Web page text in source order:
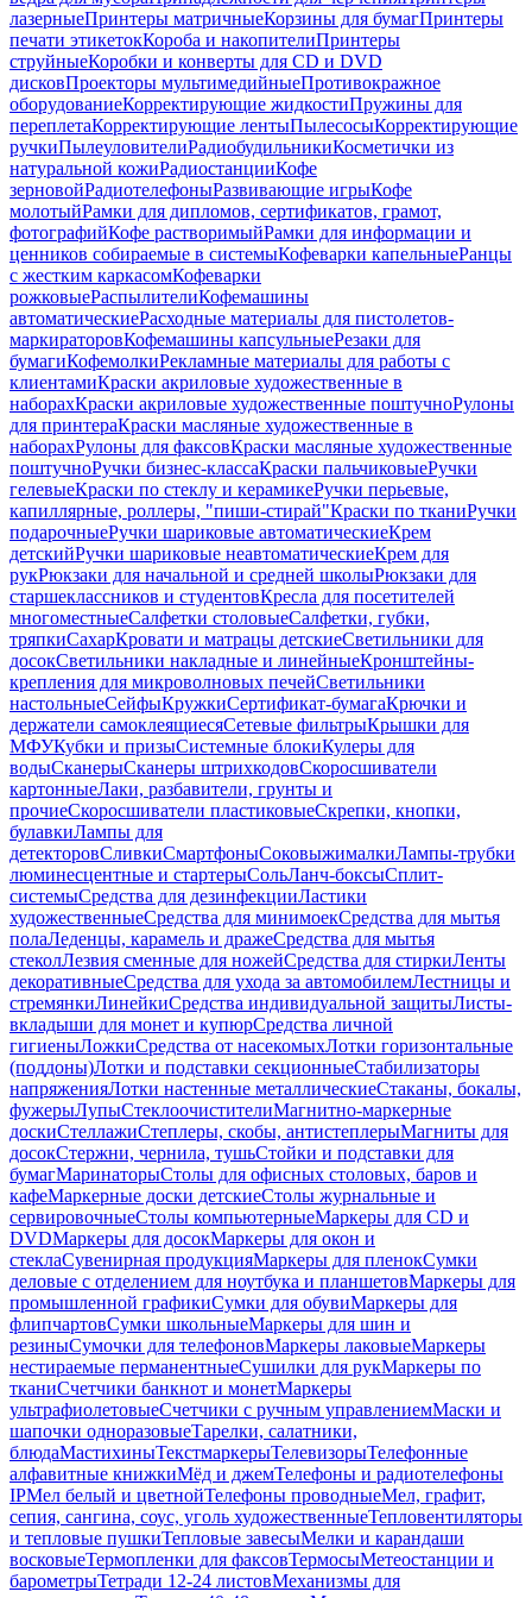
лазерныеПринтеры матричныеКорзины для бумагПринтеры
печати этикетокКороба и накопителиПринтеры
струйныеКоробки и конверты для CD и DVD
дисковПроекторы мультимедийныеПротивокражное
оборудованиеКорректирующие жидкостиПружины для
переплетаКорректирующие лентыПылесосыКорректирующие
ручкиПылеуловителиРадиобудильникиКосметички из
натуральной кожиРадиостанцииКофе
зерновойРадиотелефоныРазвивающие игрыКофе
молотыйРамки для дипломов, сертификатов, грамот,
фотографийКофе растворимыйРамки для информации и
ценников собираемые в системыКофеварки капельныеРанцы
с жестким каркасомКофеварки
рожковыеРаспылителиКофемашины
автоматическиеРасходные материалы для пистолетов-
маркираторовКофемашины капсульныеРезаки для
бумагиКофемолкиРекламные материалы для работы с
клиентамиКраски акриловые художественные в
наборахКраски акриловые художественные поштучноРулоны
для принтераКраски масляные художественные в
наборахРулоны для факсовКраски масляные художественные
поштучноРучки бизнес-классаКраски пальчиковыеРучки
гелевыеКраски по стеклу и керамикеРучки перьевые,
капиллярные, роллеры, "пиши-стирай"Краски по тканиРучки
подарочныеРучки шариковые автоматическиеКрем
детскийРучки шариковые неавтоматическиеКрем для
рукРюкзаки для начальной и средней школыРюкзаки для
старшеклассников и студентовКресла для посетителей
многоместныеСалфетки столовыеСалфетки, губки,
тряпкиСахарКровати и матрацы детскиеСветильники для
досокСветильники накладные и линейныеКронштейны-
крепления для микроволновых печейСветильники
настольныеСейфыКружкиСертификат-бумагаКрючки и
держатели самоклеящиесяСетевые фильтрыКрышки для
МФУКубки и призыСистемные блокиКулеры для
водыСканерыСканеры штрихкодовСкоросшиватели
картонныеЛаки, разбавители, грунты и
прочиеСкоросшиватели пластиковыеСкрепки, кнопки,
булавкиЛампы для
детекторовСливкиСмартфоныСоковыжималкиЛампы-трубки
люминесцентные и стартерыСольЛанч-боксыСплит-
системыСредства для дезинфекцииЛастики
художественныеСредства для минимоекСредства для мытья
полаЛеденцы, карамель и дражеСредства для мытья
стеколЛезвия сменные для ножейСредства для стиркиЛенты
декоративныеСредства для ухода за автомобилемЛестницы и
стремянкиЛинейкиСредства индивидуальной защитыЛисты-
вкладыши для монет и купюрСредства личной
гигиеныЛожкиСредства от насекомыхЛотки горизонтальные
(поддоны)Лотки и подставки секционныеСтабилизаторы
напряженияЛотки настенные металлическиеСтаканы, бокалы,
фужерыЛупыСтеклоочистителиМагнитно-маркерные
доскиСтеллажиСтеплеры, скобы, антистеплерыМагниты для
досокСтержни, чернила, тушьСтойки и подставки для
бумагМаринаторыСтолы для офисных столовых, баров и
кафеМаркерные доски детскиеСтолы журнальные и
сервировочныеСтолы компьютерныеМаркеры для CD и
DVDМаркеры для досокМаркеры для окон и
стеклаСувенирная продукцияМаркеры для пленокСумки
деловые с отделением для ноутбука и планшетовМаркеры для
промышленной графикиСумки для обувиМаркеры для
флипчартовСумки школьныеМаркеры для шин и
резиныСумочки для телефоновМаркеры лаковыеМаркеры
нестираемые перманентныеСушилки для рукМаркеры по
тканиСчетчики банкнот и монетМаркеры
ультрафиолетовыеСчетчики с ручным управлениемМаски и
шапочки одноразовыеТарелки, салатники,
блюдаМастихиныТекстмаркерыТелевизорыТелефонные
алфавитные книжкиМёд и джемТелефоны и радиотелефоны
IPМел белый и цветнойТелефоны проводныеМел, графит,
сепия, сангина, соус, уголь художественныеТепловентиляторы
и тепловые пушкиТепловые завесыМелки и карандаши
восковыеТермопленки для факсовТермосыМетеостанции и
барометрыТетради 12-24 листовМеханизмы для